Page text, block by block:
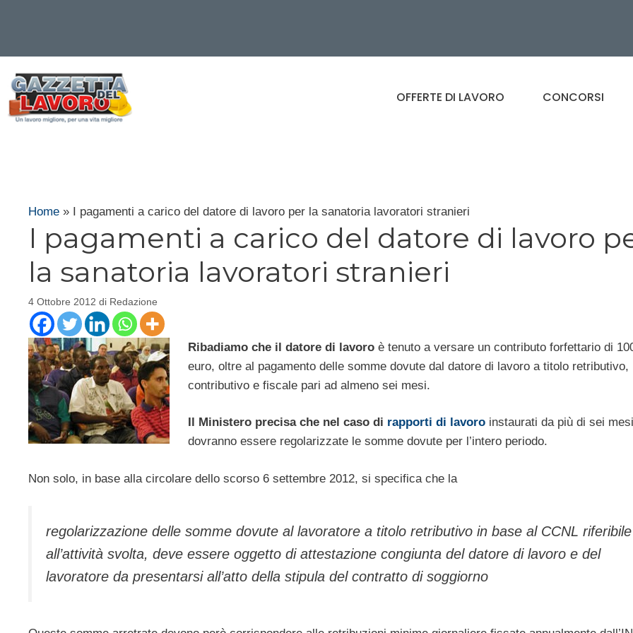
contenuto
OFFERTE DI LAVORO CONCORSI
Home » I pagamenti a carico del datore di lavoro per la sanatoria lavoratori stranieri
I pagamenti a carico del datore di lavoro
la sanatoria lavoratori stranieri
4 Ottobre 2012 di Redazione
Ribadiamo che il datore di lavoroè tenuto a versare un contributo forfettario di
euro, oltre al pagamento delle somme dovute dal datore di lavoro a titolo retributivo,
contributivo e fiscale pari ad almeno sei mesi.
Il Ministero precisa che nel caso di rapporti di lavoroinstaurati da più di sei mesi
dovranno essere regolarizzate le somme dovute per l’intero periodo.
Non solo, in base alla circolare dello scorso 6 settembre 2012, si specifica che la
regolarizzazione delle somme dovute al lavoratore a titolo retributivo in base al CCNL riferibile
all’attività svolta, deve essere oggetto di attestazione congiunta del datore di lavoro e del
lavoratore da presentarsi all’atto della stipula del contratto di soggiorno